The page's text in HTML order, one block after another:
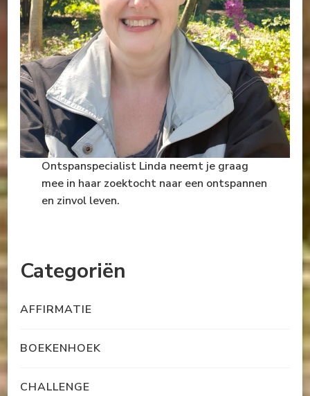
Ontspanspecialist Linda neemt je graag
mee in haar zoektocht naar een ontspannen
en zinvol leven.
Categoriën
AFFIRMATIE
BOEKENHOEK
CHALLENGE